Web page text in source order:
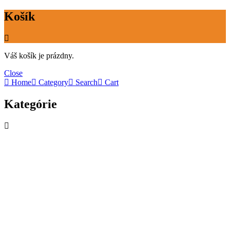
Košík
Váš košík je prázdny.
Close
Home
Category Search Cart
Kategórie